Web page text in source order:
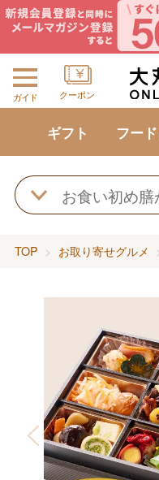
ガイド クーポン
ギフト フー
TOP お取り寄せグルメ